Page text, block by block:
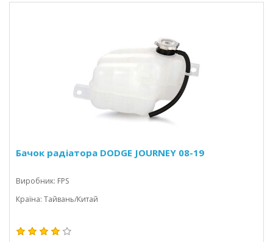
Бачок радіатора DODGE JOURNEY 08-19
Виробник: FPS
Країна: Тайвань/Китай